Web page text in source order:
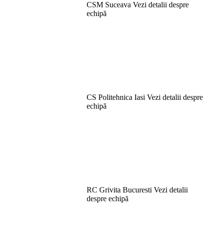
CSM Suceava Vezi detalii despre
echipă
CS Politehnica Iasi Vezi detalii despre
echipă
RC Grivita Bucuresti Vezi detalii
despre echipă